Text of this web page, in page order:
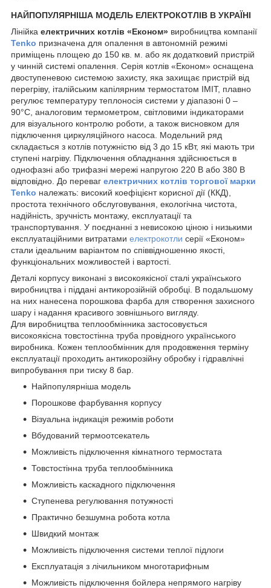
НАЙПОПУЛЯРНІША МОДЕЛЬ ЕЛЕКТРОКОТЛІВ В УКРАЇНІ
Лінійка електричних котлів «Економ» виробництва компанії
Tenko призначена для опалення в автономній режимі
приміщень площею до 150 кв. м. або як додатковий пристрій
у чинній системі опалення. Серія котлів «Економ» оснащена
двоступеневою системою захисту, яка захищає пристрій від
перегріву, італійським капілярним термостатом IMIT, плавно
регулює температуру теплоносія системи у діапазоні 0 –
90°С, аналоговим термометром, світловими індикаторами
для візуального контролю роботи, а також висновком для
підключення циркуляційного насоса. Модельний ряд
складається з котлів потужністю від 3 до 15 кВт, які мають три
ступені нагріву. Підключення обладнання здійснюється в
однофазні або трифазні мережі напругою 220 В або 380 В
відповідно. До переваг електричних котлів торгової марки
Tenko належать: високий коефіцієнт корисної дії (ККД),
простота технічного обслуговування, екологічна чистота,
надійність, зручність монтажу, експлуатації та
транспортування. У поєднанні з невисокою ціною і низькими
експлуатаційними витратами електрокотли серії «Економ»
стали ідеальним варіантом по співвідношенню якості,
функціональних можливостей і вартості.
Деталі корпусу виконані з високоякісної сталі українського
виробництва і піддані антикорозійній обробці. В подальшому
на них нанесена порошкова фарба для створення захисного
шару і надання красивого зовнішнього вигляду.
Для виробництва теплообмінника застосовується
високоякісна товстостінна труба провідного українського
виробника. Кожен теплообмінник для продовження терміну
експлуатації проходить антикорозійну обробку і гідравлічні
випробування при тиску 8 бар.
Найпопулярніша модель
Порошкове фарбування корпусу
Візуальна індикація режимів роботи
Вбудований термоотсекатель
Можливість підключення кімнатного термостата
Товстостінна труба теплообмінника
Можливість каскадного підключення
Ступенева регулювання потужності
Практично безшумна робота котла
Швидкий монтаж
Можливість підключення системи теплої підлоги
Експлуатація з лічильником многотарифным
Можливість підключення бойлера непрямого нагріву